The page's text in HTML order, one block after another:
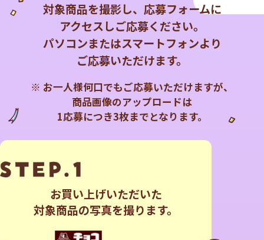
対象商品を撮影し、応募フォームに
アクセスしご応募ください。
パソコンまたはスマートフォンより
ご応募いただけます。
※ お一人様何口でもご応募いただけますが、
商品画像のアップロードは
1応募につき3枚までとなります。
お買い上げいただいた
対象商品の写真を撮ります。